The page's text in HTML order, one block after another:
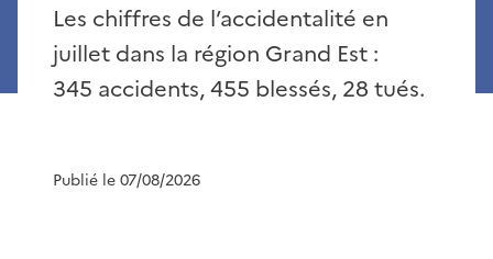
Les chiffres de l’accidentalité en
juillet dans la région Grand Est :
345 accidents, 455 blessés, 28 tués.
Publié le 07/08/2026